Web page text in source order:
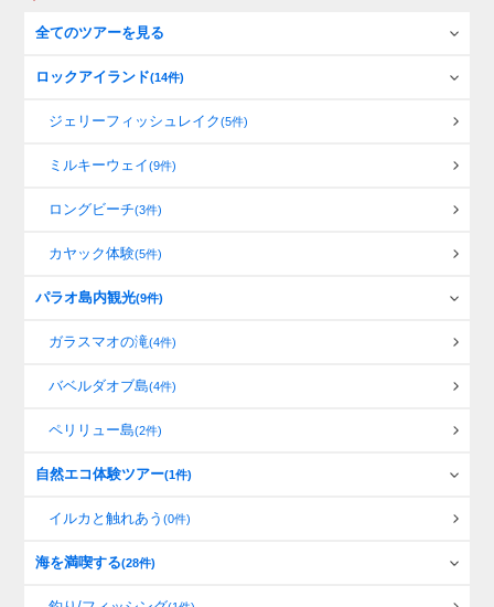
全てのツアーを見る
ロックアイランド(14件)
ジェリーフィッシュレイク(5件)
ミルキーウェイ(9件)
ロングビーチ(3件)
カヤック体験(5件)
パラオ島内観光(9件)
ガラスマオの滝(4件)
バベルダオブ島(4件)
ペリリュー島(2件)
自然エコ体験ツアー(1件)
イルカと触れあう(0件)
海を満喫する(28件)